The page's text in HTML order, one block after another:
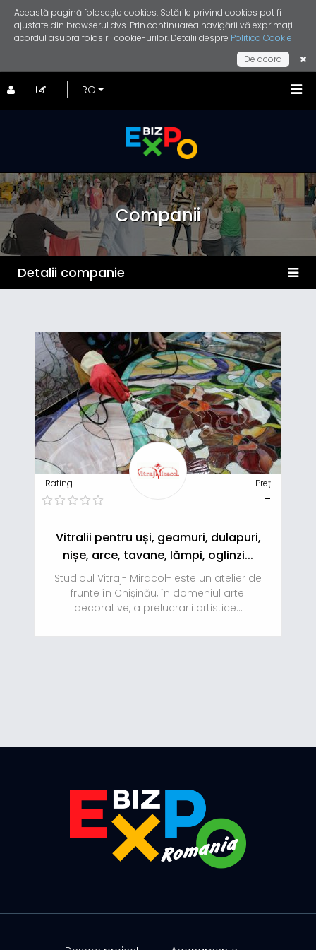
Această pagină folosește cookies. Setările privind cookies pot fi
ajustate din browserul dvs. Prin continuarea navigării vă exprimați
acordul asupra folosirii cookie-urilor. Detalii despre Politica Cookie
De acord
Companii
Detalii companie
Rating Preț
-
Vitralii pentru uși, geamuri, dulapuri,
nișe, arce, tavane, lămpi, oglinzi...
Studioul Vitraj- Miracol- este un atelier de
frunte în Chișinău, în domeniul artei
decorative, a prelucrarii artistice...